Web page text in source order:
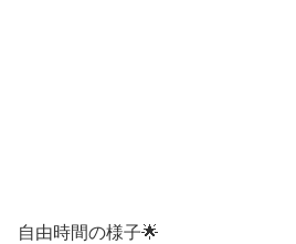
自由時間の様子🌟